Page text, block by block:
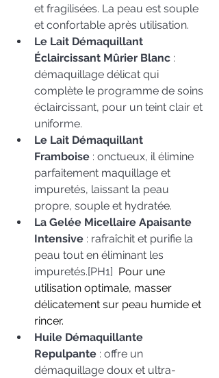
et fragilisées. La peau est souple
et confortable après utilisation.
Le Lait Démaquillant
Éclaircissant Mûrier Blanc :
démaquillage délicat qui
complète le programme de soins
éclaircissant, pour un teint clair et
uniforme.
Le Lait Démaquillant
Framboise : onctueux, il élimine
parfaitement maquillage et
impuretés, laissant la peau
propre, souple et hydratée.
La Gelée Micellaire Apaisante
Intensive : rafraîchit et purifie la
peau tout en éliminant les
impuretés.[PH1] Pour une
utilisation optimale, masser
délicatement sur peau humide et
rincer.
Huile Démaquillante
Repulpante : offre un
démaquillage doux et ultra-